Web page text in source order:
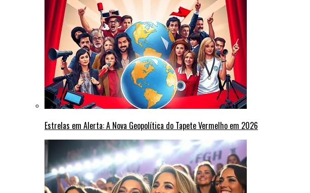
Estrelas em Alerta: A Nova Geopolítica do Tapete Vermelho em 2026